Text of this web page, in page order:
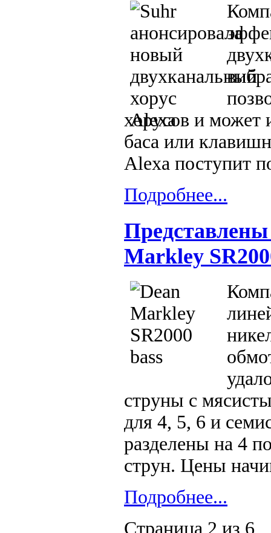
хорусов и может
баса или
Alexa поступит
Подробнее...
Markley
струны с
для 4, 5, 6 и
разделены на 4
струн. Цены
Подробнее...
Страница 2 из 6